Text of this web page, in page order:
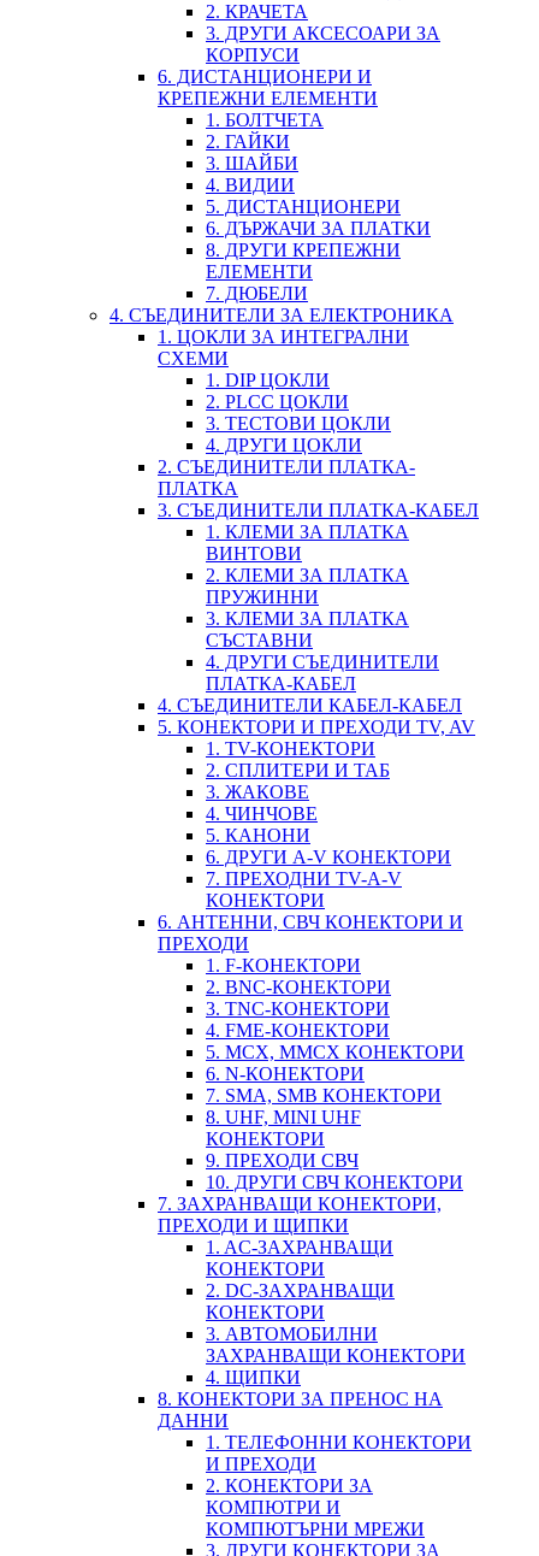
2. КРАЧЕТА
3. ДРУГИ АКСЕСОАРИ ЗА
КОРПУСИ
6. ДИСТАНЦИОНЕРИ И
КРЕПЕЖНИ ЕЛЕМЕНТИ
1. БОЛТЧЕТА
2. ГАЙКИ
3. ШАЙБИ
4. ВИДИИ
5. ДИСТАНЦИОНЕРИ
6. ДЪРЖАЧИ ЗА ПЛАТКИ
8. ДРУГИ КРЕПЕЖНИ
ЕЛЕМЕНТИ
7. ДЮБЕЛИ
4. СЪЕДИНИТЕЛИ ЗА ЕЛЕКТРОНИКА
1. ЦОКЛИ ЗА ИНТЕГРАЛНИ
СХЕМИ
1. DIP ЦОКЛИ
2. PLCC ЦОКЛИ
3. ТЕСТОВИ ЦОКЛИ
4. ДРУГИ ЦОКЛИ
2. СЪЕДИНИТЕЛИ ПЛАТКА-
ПЛАТКА
3. СЪЕДИНИТЕЛИ ПЛАТКА-КАБЕЛ
1. КЛЕМИ ЗА ПЛАТКА
ВИНТОВИ
2. КЛЕМИ ЗА ПЛАТКА
ПРУЖИННИ
3. КЛЕМИ ЗА ПЛАТКА
СЪСТАВНИ
4. ДРУГИ СЪЕДИНИТЕЛИ
ПЛАТКА-КАБЕЛ
4. СЪЕДИНИТЕЛИ КАБЕЛ-КАБЕЛ
5. КОНЕКТОРИ И ПРЕХОДИ TV, AV
1. TV-КОНЕКТОРИ
2. СПЛИТЕРИ И ТАБ
3. ЖАКОВЕ
4. ЧИНЧОВЕ
5. КАНОНИ
6. ДРУГИ A-V КОНЕКТОРИ
7. ПРЕХОДНИ TV-A-V
КОНЕКТОРИ
6. АНТЕННИ, СВЧ КОНЕКТОРИ И
ПРЕХОДИ
1. F-КОНЕКТОРИ
2. BNC-КОНЕКТОРИ
3. TNC-КОНЕКТОРИ
4. FME-КОНЕКТОРИ
5. MCX, MMCX КОНЕКТОРИ
6. N-КОНЕКТОРИ
7. SMA, SMB КОНЕКТОРИ
8. UHF, MINI UHF
КОНЕКТОРИ
9. ПРЕХОДИ СВЧ
10. ДРУГИ СВЧ КОНЕКТОРИ
7. ЗАХРАНВАЩИ КОНЕКТОРИ,
ПРЕХОДИ И ЩИПКИ
1. AC-ЗАХРАНВАЩИ
КОНЕКТОРИ
2. DC-ЗАХРАНВАЩИ
КОНЕКТОРИ
3. АВТОМОБИЛНИ
ЗАХРАНВАЩИ КОНЕКТОРИ
4. ЩИПКИ
8. КОНЕКТОРИ ЗА ПРЕНОС НА
ДАННИ
1. ТЕЛЕФОННИ КОНЕКТОРИ
И ПРЕХОДИ
2. КОНЕКТОРИ ЗА
КОМПЮТРИ И
КОМПЮТЪРНИ МРЕЖИ
3. ДРУГИ КОНЕКТОРИ ЗА